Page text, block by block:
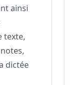
ainsi
texte,
dictée